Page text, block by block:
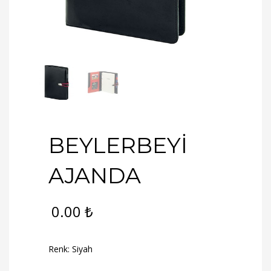
BEYLERBEYİ
AJANDA
0.00 ₺
Renk: Siyah